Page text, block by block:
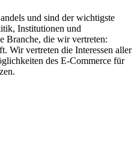
und sind der wichtigste
Institutionen und
Branche, die wir vertreten:
Wir vertreten die Interessen aller
des E-Commerce für